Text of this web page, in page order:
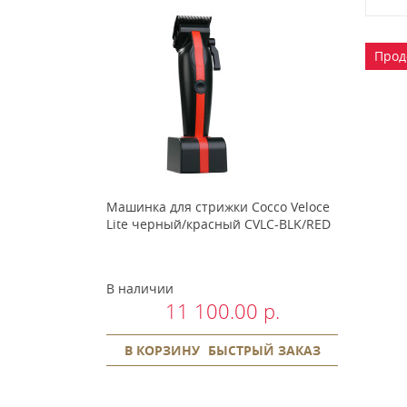
Машинка для стрижки Cocco Veloce
Lite черный/красный CVLC-BLK/RED
В наличии
11 100.00 р.
В КОРЗИНУ БЫСТРЫЙ ЗАКАЗ